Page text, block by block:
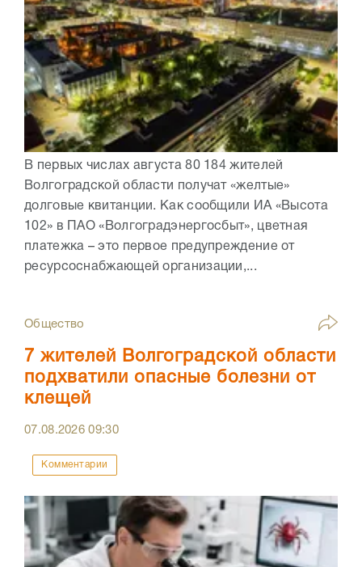
В первых числах августа 80 184 жителей
Волгоградской области получат «желтые»
долговые квитанции. Как сообщили ИА «Высота
102» в ПАО «Волгоградэнергосбыт», цветная
платежка – это первое предупреждение от
ресурсоснабжающей организации,...
Общество
7 жителей Волгоградской области
подхватили опасные болезни от
клещей
07.08.202609:30
Комментарии